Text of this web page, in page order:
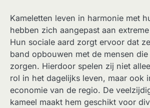
Kameletten leven in harmonie met
hebben zich aangepast aan
Hun sociale aard zorgt ervoor dat
band opbouwen met de mensen
zorgen. Hierdoor spelen zij niet
rol in het dagelijks leven, maar ook
economie van de regio. De
kameel maakt hem geschikt voor